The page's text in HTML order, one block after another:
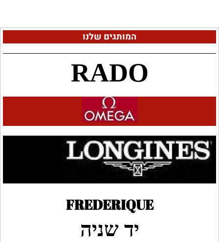
המותגים שלנו
RADO
FREDERIQUE
יד שניה